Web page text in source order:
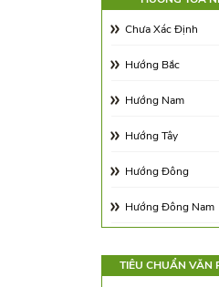
Láng Hạ
Nguyễn Trường Tộ
Ngọc Khánh
Chưa Xác Định
Hướng Bắc
Hướng Nam
Hướng Tây
Hướng Đông
Hướng Đông Nam
Hướng Tây Bắc